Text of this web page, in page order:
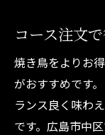
コース注文
焼き鳥をよりお
がおすすめです
ランス良く味わ
です。広島市中